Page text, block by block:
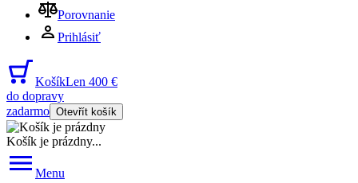
Porovnanie
Prihlásiť
KošíkLen 400 €
do dopravy
zadarmo Otevřít košík
Košík je prázdny...
Menu